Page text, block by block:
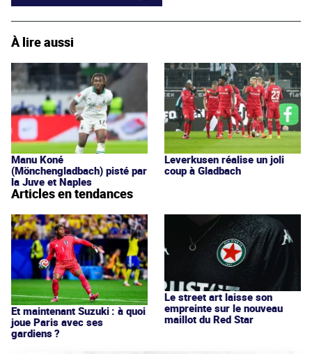
À lire aussi
Manu Koné
(Mönchengladbach) pisté par
la Juve et Naples
Leverkusen réalise un joli
coup à Gladbach
Articles en tendances
Et maintenant Suzuki : à quoi
joue Paris avec ses
gardiens ?
Le street art laisse son
empreinte sur le nouveau
maillot du Red Star